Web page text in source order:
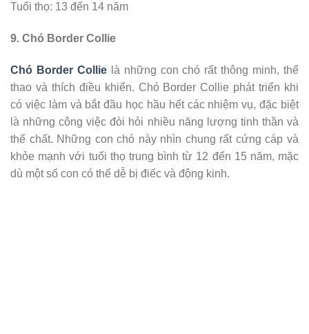
Tuổi thọ: 13 đến 14 năm
9. Chó Border Collie
Chó Border Collielà những con chó rất thông minh, thể
thao và thích điều khiển. Chó Border Collie phát triển khi
có việc làm và bắt đầu học hầu hết các nhiệm vụ, đặc biệt
là những công việc đòi hỏi nhiều năng lượng tinh thần và
thể chất. Những con chó này nhìn chung rất cứng cáp và
khỏe mạnh với tuổi thọ trung bình từ 12 đến 15 năm, mặc
dù một số con có thể dễ bị điếc và động kinh.